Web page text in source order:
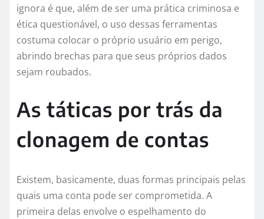
ignora é que, além de ser uma prática criminosa e
ética questionável, o uso dessas ferramentas
costuma colocar o próprio usuário em perigo,
abrindo brechas para que seus próprios dados
sejam roubados.
As táticas por trás da
clonagem de contas
Existem, basicamente, duas formas principais pelas
quais uma conta pode ser comprometida. A
primeira delas envolve o espelhamento do